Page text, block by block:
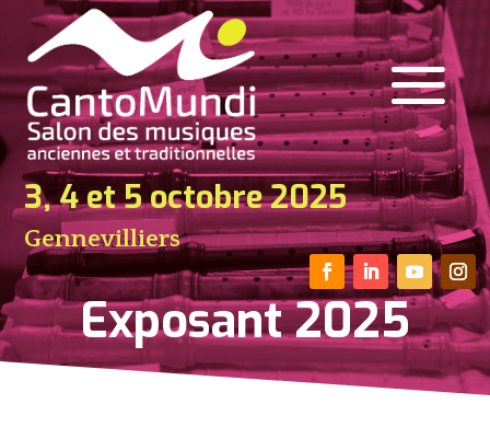
3, 4 et 5 octobre 2025
Gennevilliers
Exposant 2025